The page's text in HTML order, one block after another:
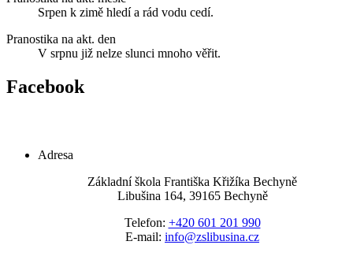
Srpen k zimě hledí a rád vodu cedí.
Pranostika na akt. den
V srpnu již nelze slunci mnoho věřit.
Facebook
Adresa
Základní škola Františka Křižíka Bechyně
Libušina 164, 39165 Bechyně
Telefon: +420 601 201 990
E-mail: info@zslibusina.cz